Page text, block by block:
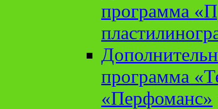
программа
программа
«Перфоманс»